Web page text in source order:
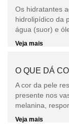
Os hidratantes
hidrolipídico da
água (suor) e
Veja mais
O QUE DÁ
A cor da pele
presente nos
melanina,
Veja mais